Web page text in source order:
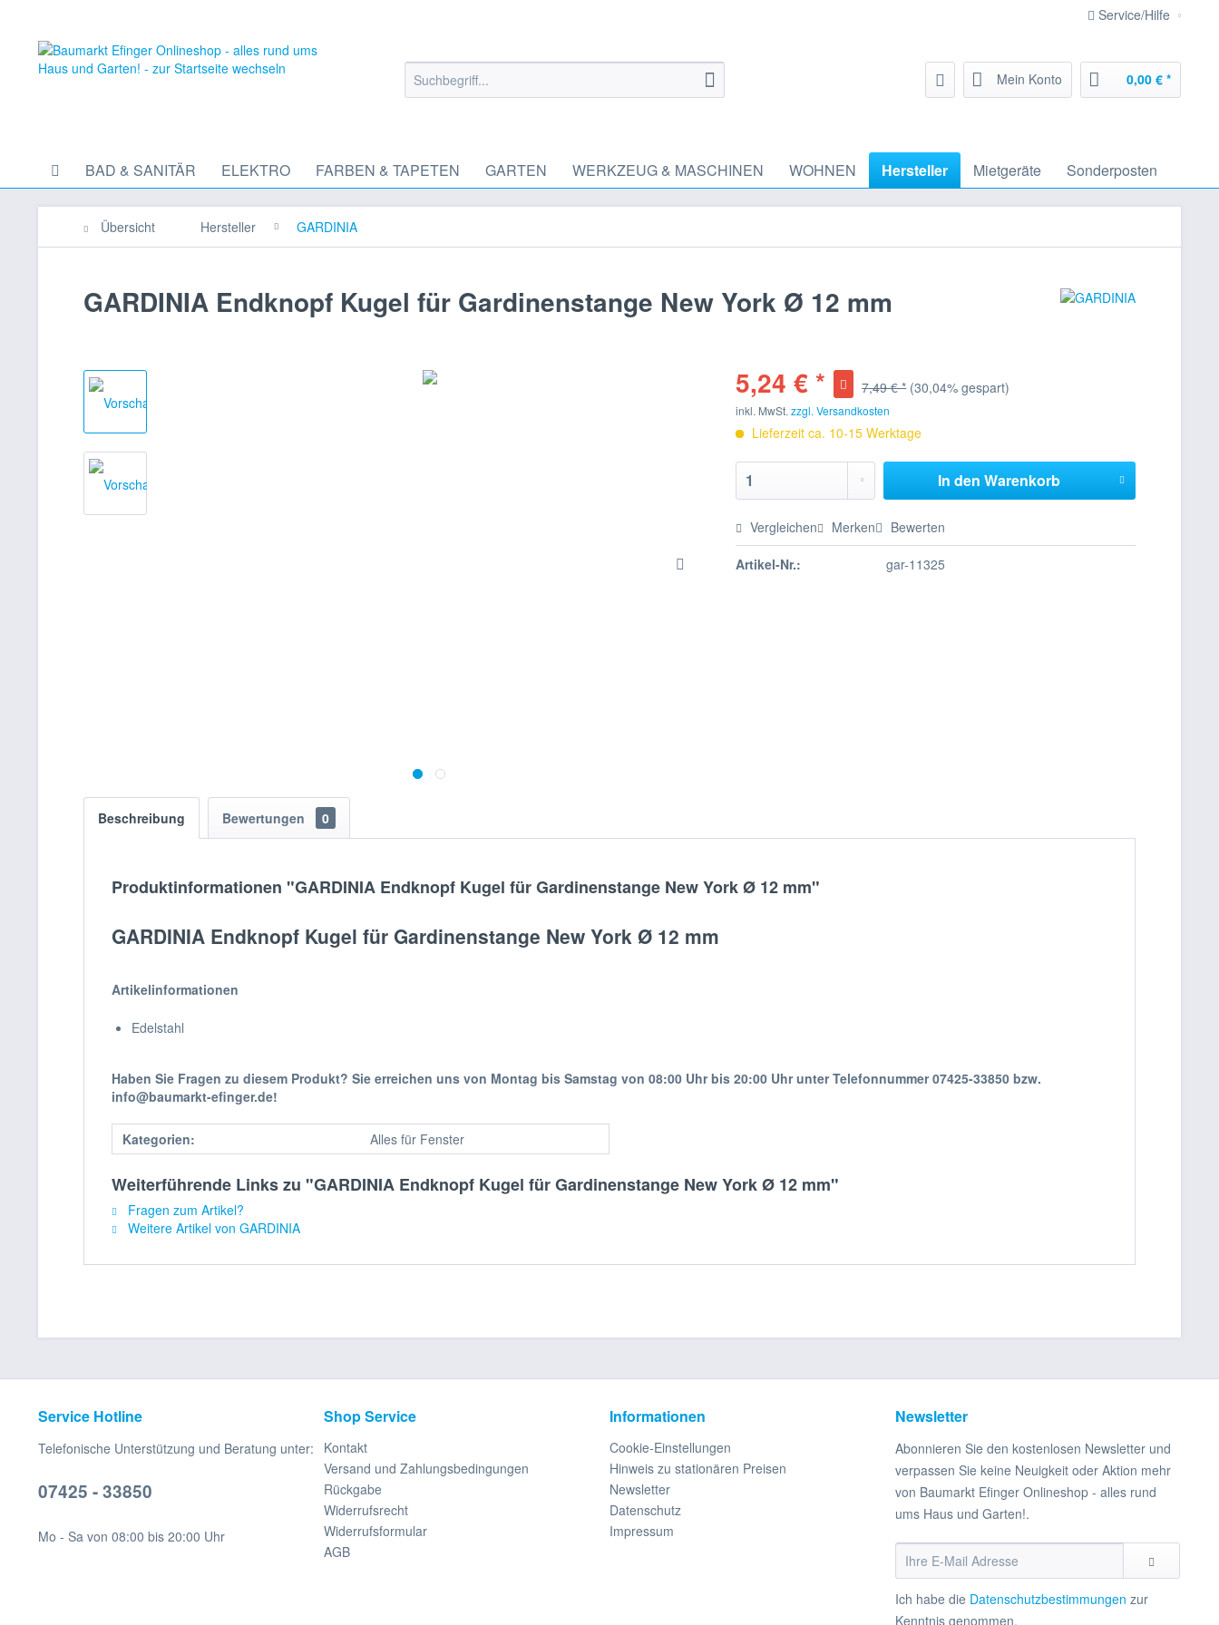
Service/Hilfe
Mein Konto 0,00 € *
BAD & SANITÄR ELEKTRO FARBEN & TAPETEN GARTEN WERKZEUG & MASCHINEN WOHNEN Hersteller Mietgeräte Sonderposten
Übersicht Hersteller GARDINIA
GARDINIA Endknopf Kugel für Gardinenstange New York Ø 12 mm
5,24 € * 7,49 € * (30,04% gespart)
inkl. MwSt.zzgl. Versandkosten
Lieferzeit ca. 10-15 Werktage
In den Warenkorb
Vergleichen Merken Bewerten
Artikel-Nr.: gar-11325
Beschreibung Bewertungen 0
Produktinformationen "GARDINIA Endknopf Kugel für Gardinenstange New York Ø 12 mm"
GARDINIA Endknopf Kugel für Gardinenstange New York Ø 12 mm
Artikelinformationen
Edelstahl
Haben Sie Fragen zu diesem Produkt? Sie erreichen uns von Montag bis Samstag von 08:00 Uhr bis 20:00 Uhr unter Telefonnummer 07425-33850 bzw.
info@baumarkt-efinger.de!
Kategorien: Alles für Fenster
Weiterführende Links zu "GARDINIA Endknopf Kugel für Gardinenstange New York Ø 12 mm"
Fragen zum Artikel?
Weitere Artikel von GARDINIA
Service Hotline
Telefonische Unterstützung und Beratung unter:
07425 - 33850
Mo - Sa von 08:00 bis 20:00 Uhr
Shop Service
Kontakt
Versand und Zahlungsbedingungen
Rückgabe
Widerrufsrecht
Widerrufsformular
AGB
Informationen
Cookie-Einstellungen
Hinweis zu stationären Preisen
Newsletter
Datenschutz
Impressum
Newsletter
Abonnieren Sie den kostenlosen Newsletter und
verpassen Sie keine Neuigkeit oder Aktion mehr
von Baumarkt Efinger Onlineshop - alles rund
ums Haus und Garten!.
Ich habe die Datenschutzbestimmungen zur
Kenntnis genommen.